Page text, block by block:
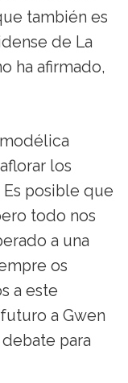
también es
de La
ha afirmado,
los
posible que
todo nos
a una
os
a este
a Gwen
para